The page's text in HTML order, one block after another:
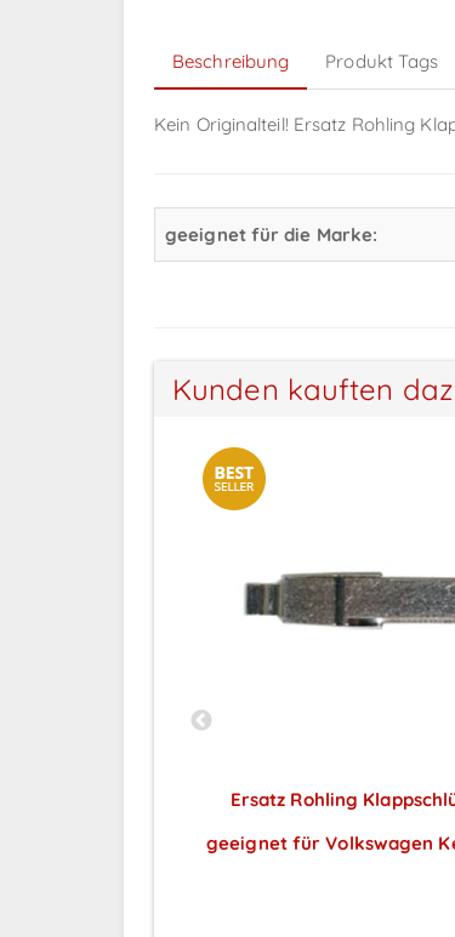
Beschreibung Produkt Tags
Kein Originalteil! Ersatz Rohling
geeignet für die Marke:
Kunden kauften
Ersatz Rohling
geeignet für Volkswagen